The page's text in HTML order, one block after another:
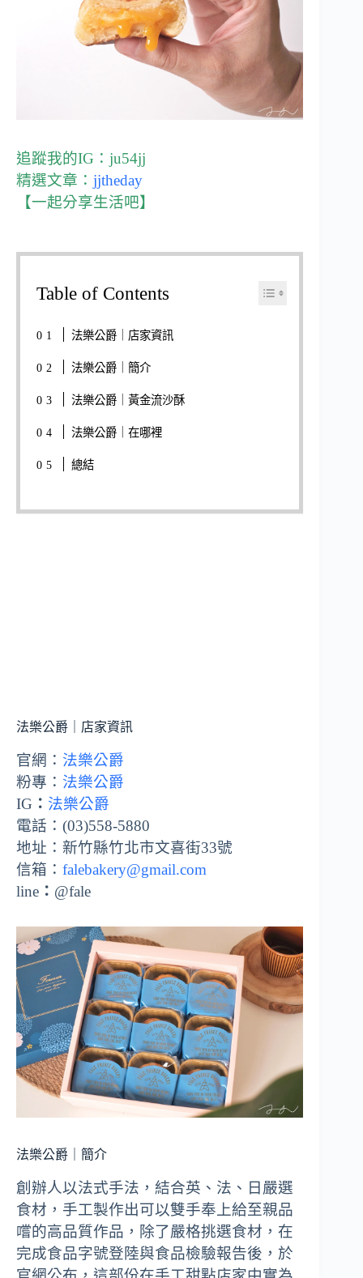
追蹤我的IG： ju54jj
精選文章： jjtheday
【一起分享生活吧】
Table of Contents
法樂公爵｜店家資訊
法樂公爵｜簡介
法樂公爵｜黃金流沙酥
法樂公爵｜在哪裡
總結
法樂公爵｜店家資訊
官網： 法樂公爵
粉專： 法樂公爵
IG ： 法樂公爵
電話：(03)558-5880
地址：新竹縣竹北市文喜街33號
信箱： falebakery@gmail.com
line ： @fale
法樂公爵｜簡介
創辦人以法式手法，結合英、法、日嚴選
食材，手工製作出可以雙手奉上給至親品
嚐的高品質作品，除了嚴格挑選食材，在
完成食品字號登陸與食品檢驗報告後，於